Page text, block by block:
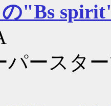
"Bs
パースタ